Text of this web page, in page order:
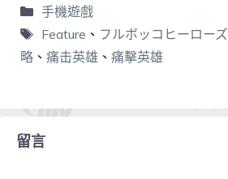
手機遊戲
Feature 、 フルボッコヒーローズ
略 、 痛击英雄 、 痛擊英雄
留言